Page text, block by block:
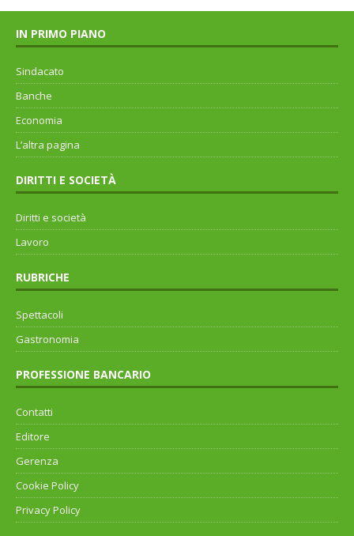
IN PRIMO PIANO
Sindacato
Banche
Economia
L’altra pagina
DIRITTI E SOCIETÀ
Diritti e società
Lavoro
RUBRICHE
Spettacoli
Gastronomia
PROFESSIONE BANCARIO
Contatti
Editore
Gerenza
Cookie Policy
Privacy Policy